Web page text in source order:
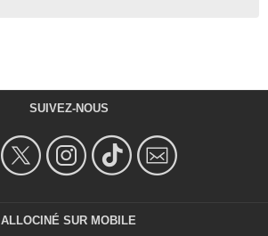
SUIVEZ-NOUS
ALLOCINÉ SUR MOBILE